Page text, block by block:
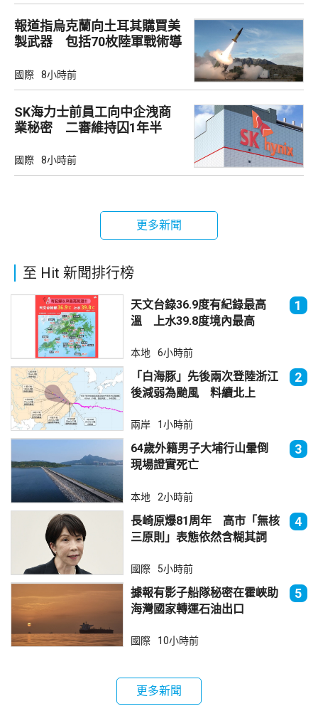
報道指烏克蘭向土耳其購買美
製武器 包括70枚陸軍戰術導
國際 8小時前
SK海力士前員工向中企洩商
業秘密 二審維持囚1年半
國際 8小時前
更多新聞
至 Hit 新聞排行榜
天文台錄36.9度有紀錄最高
溫 上水39.8度境內最高
1
本地 6小時前
「白海豚」先後兩次登陸浙江
後減弱為颱風 料續北上
2
兩岸 1小時前
64歲外籍男子大埔行山暈倒
現場證實死亡
3
本地 2小時前
長崎原爆81周年 高市「無核
三原則」表態依然含糊其詞
4
國際 5小時前
據報有影子船隊秘密在霍峽助
海灣國家轉運石油出口
5
國際 10小時前
更多新聞